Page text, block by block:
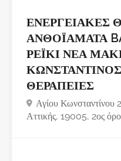
ΕΝΕΡΓΕΙΑΚΕΣ
ΑΝΘΟΪΑΜΑΤΑ
ΡΕΪΚΙ ΝΕΑ
ΘΕΡΑΠΕΙΕΣ
Αγίου
Αττικής, 19005, 2ος